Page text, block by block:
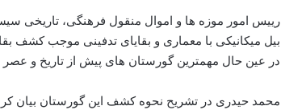
بیل میکانیکی با معماری و بقایای تدفینی موجب کشف
در عین حال مهمترین گورستان های پیش از تاریخ و
محمد حیدری در تشریح نحوه کشف این گورستان بیان